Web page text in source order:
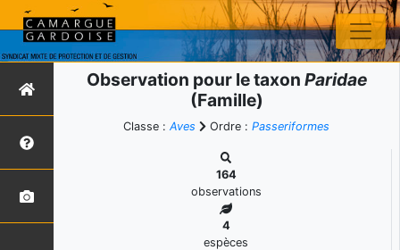
Observation pour le taxon Paridae
(Famille)
Classe : Aves Ordre : Passeriformes
164
observations
4
espèces